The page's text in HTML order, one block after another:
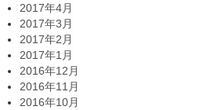
2017年4月
2017年3月
2017年2月
2017年1月
2016年12月
2016年11月
2016年10月